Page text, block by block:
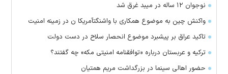
نوجوان ۱۲ ساله در میبد غرق شد
واکنش چین به موضوع همکاری با واشنگتآمریکا ن در زمینه امنیت
تاکید عراق بر پیشبرد موضوع انحصار سلاح در دست دولت
ترکیه و عربستان درباره «توافقنامه امنیتی مکه» چه گفتند؟
حضور اهالی سینما در بزرگداشت مریم همتیان